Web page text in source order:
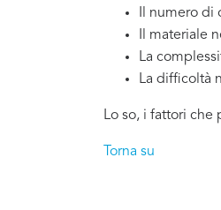
Il numero di
Il materiale
La
La difficoltà
Lo so, i fattori che
Torna su